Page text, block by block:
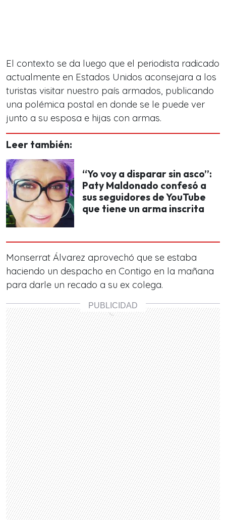
El contexto se da luego que el periodista radicado
actualmente en Estados Unidos aconsejara a los
turistas visitar nuestro país armados, publicando
una polémica postal en donde se le puede ver
junto a su esposa e hijas con armas.
Leer también:
“Yo voy a disparar sin asco”:
Paty Maldonado confesó a
sus seguidores de YouTube
que tiene un arma inscrita
Monserrat Álvarez aprovechó que se estaba
haciendo un despacho en Contigo en la mañana
para darle un recado a su ex colega.